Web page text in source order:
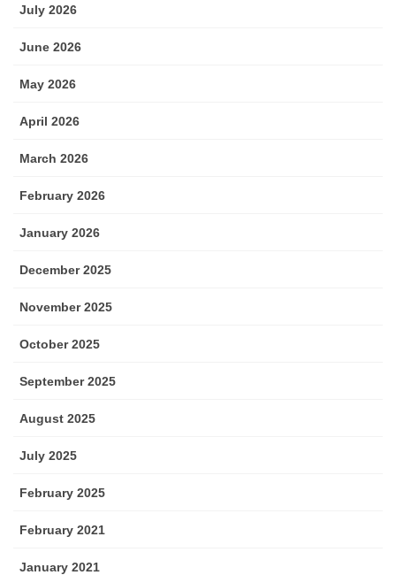
July 2026
June 2026
May 2026
April 2026
March 2026
February 2026
January 2026
December 2025
November 2025
October 2025
September 2025
August 2025
July 2025
February 2025
February 2021
January 2021